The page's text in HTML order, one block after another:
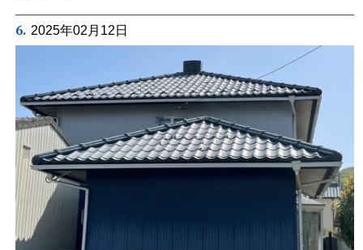
6. 2025年02月12日